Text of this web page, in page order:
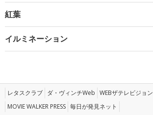
紅葉
イルミネーション
レタスクラブ ダ・ヴィンチWeb WEBザテレビジョン
MOVIE WALKER PRESS 毎日が発見ネット